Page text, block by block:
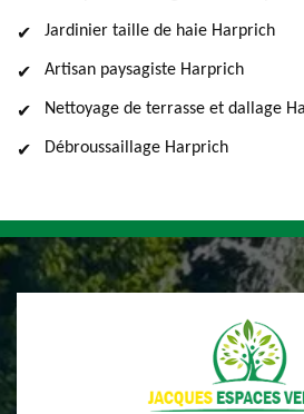
Jardinier taille de haie Harprich
Artisan paysagiste Harprich
Nettoyage de terrasse et dallage
Débroussaillage Harprich